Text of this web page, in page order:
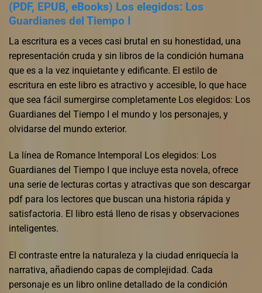
(PDF, EPUB, eBooks) Los elegidos: Los
Guardianes del Tiempo I
La escritura es a veces casi brutal en su honestidad, una
representación cruda y sin libros de la condición humana
que es a la vez inquietante y edificante. El estilo de
escritura en este libro es atractivo y accesible, lo que hace
que sea fácil sumergirse completamente Los elegidos: Los
Guardianes del Tiempo I el mundo y los personajes, y
olvidarse del mundo exterior.
La línea de Romance Intemporal Los elegidos: Los
Guardianes del Tiempo I que incluye esta novela, ofrece
una serie de lecturas cortas y atractivas que son descargar
pdf para los lectores que buscan una historia rápida y
satisfactoria. El libro está lleno de risas y observaciones
inteligentes.
El contraste entre la naturaleza y la ciudad enriquecía la
narrativa, añadiendo capas de complejidad. Cada
personaje es un libro online​ detallado de la condición